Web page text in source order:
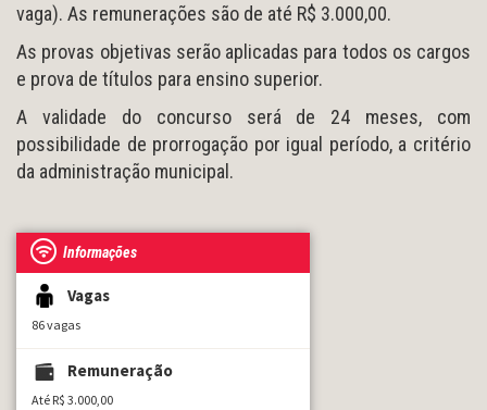
vaga). As remunerações são de até R$ 3.000,00.
As provas objetivas serão aplicadas para todos os cargos
e prova de títulos para ensino superior.
A validade do concurso será de 24 meses, com
possibilidade de prorrogação por igual período, a critério
da administração municipal.
Informações
Vagas
86 vagas
Remuneração
Até R$ 3.000,00